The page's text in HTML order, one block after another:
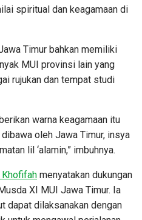
spiritual dan keagamaan di
Timur bahkan memiliki
MUI provinsi lain yang
rujukan dan tempat studi
warna keagamaan itu
oleh Jawa Timur, insya
lil ‘alamin,” imbuhnya.
Khofifah menyatakan dukungan
XI MUI Jawa Timur. Ia
dapat dilaksanakan dengan